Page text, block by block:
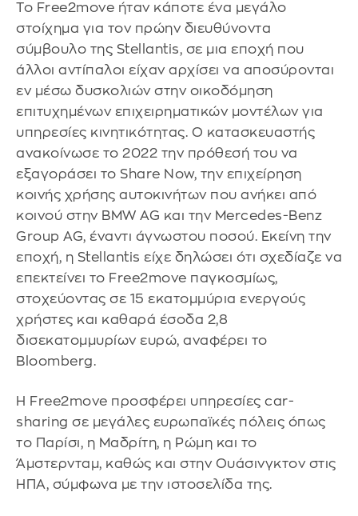
Το Free2move ήταν κάποτε ένα μεγάλο
στοίχημα για τον πρώην διευθύνοντα
σύμβουλο της Stellantis, σε μια εποχή που
άλλοι αντίπαλοι είχαν αρχίσει να αποσύρονται
εν μέσω δυσκολιών στην οικοδόμηση
επιτυχημένων επιχειρηματικών μοντέλων για
υπηρεσίες κινητικότητας. Ο κατασκευαστής
ανακοίνωσε το 2022 την πρόθεσή του να
εξαγοράσει το Share Now, την επιχείρηση
κοινής χρήσης αυτοκινήτων που ανήκει από
κοινού στην BMW AG και την Mercedes-Benz
Group AG, έναντι άγνωστου ποσού. Εκείνη την
εποχή, η Stellantis είχε δηλώσει ότι σχεδίαζε να
επεκτείνει το Free2move παγκοσμίως,
στοχεύοντας σε 15 εκατομμύρια ενεργούς
χρήστες και καθαρά έσοδα 2,8
δισεκατομμυρίων ευρώ, αναφέρει το
Bloomberg.
Η Free2move προσφέρει υπηρεσίες car-
sharing σε μεγάλες ευρωπαϊκές πόλεις όπως
το Παρίσι, η Μαδρίτη, η Ρώμη και το
Άμστερνταμ, καθώς και στην Ουάσινγκτον στις
ΗΠΑ, σύμφωνα με την ιστοσελίδα της.